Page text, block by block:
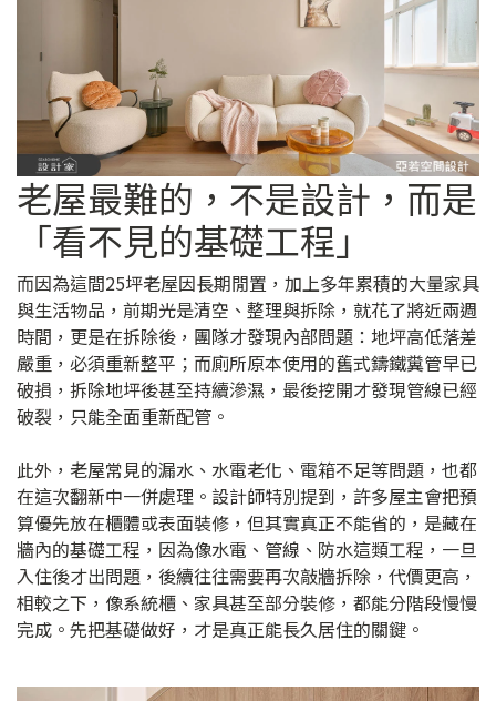
老屋最難的，不是設計，而是
「看不見的基礎工程」
而因為這間25坪老屋因長期閒置，加上多年累積的大量家具
與生活物品，前期光是清空、整理與拆除，就花了將近兩週
時間，更是在拆除後，團隊才發現內部問題：地坪高低落差
嚴重，必須重新整平；而廁所原本使用的舊式鑄鐵糞管早已
破損，拆除地坪後甚至持續滲濕，最後挖開才發現管線已經
破裂，只能全面重新配管。
此外，老屋常見的漏水、水電老化、電箱不足等問題，也都
在這次翻新中一併處理。設計師特別提到，許多屋主會把預
算優先放在櫃體或表面裝修，但其實真正不能省的，是藏在
牆內的基礎工程，因為像水電、管線、防水這類工程，一旦
入住後才出問題，後續往往需要再次敲牆拆除，代價更高，
相較之下，像系統櫃、家具甚至部分裝修，都能分階段慢慢
完成。先把基礎做好，才是真正能長久居住的關鍵。